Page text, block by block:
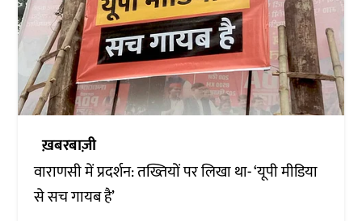
ख़बरबाज़ी
वाराणसी में प्रदर्शन: तख्तियों पर लिखा था- ‘यूपी मीडिया
से सच गायब है’